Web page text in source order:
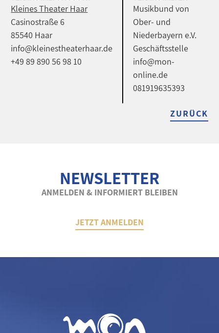
Kleines Theater Haar
Casinostraße 6
85540 Haar
info@kleinestheaterhaar.de
+49 89 890 56 98 10
Musikbund von
Ober- und
Niederbayern e.V.
Geschäftsstelle
info@mon-
online.de
081919635393
ZURÜCK
NEWSLETTER
ANMELDEN & INFORMIERT BLEIBEN
JETZT ANMELDEN